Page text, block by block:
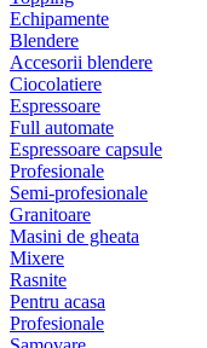
Echipamente
Blendere
Accesorii blendere
Ciocolatiere
Espressoare
Full automate
Espressoare capsule
Profesionale
Semi-profesionale
Granitoare
Masini de gheata
Mixere
Rasnite
Pentru acasa
Profesionale